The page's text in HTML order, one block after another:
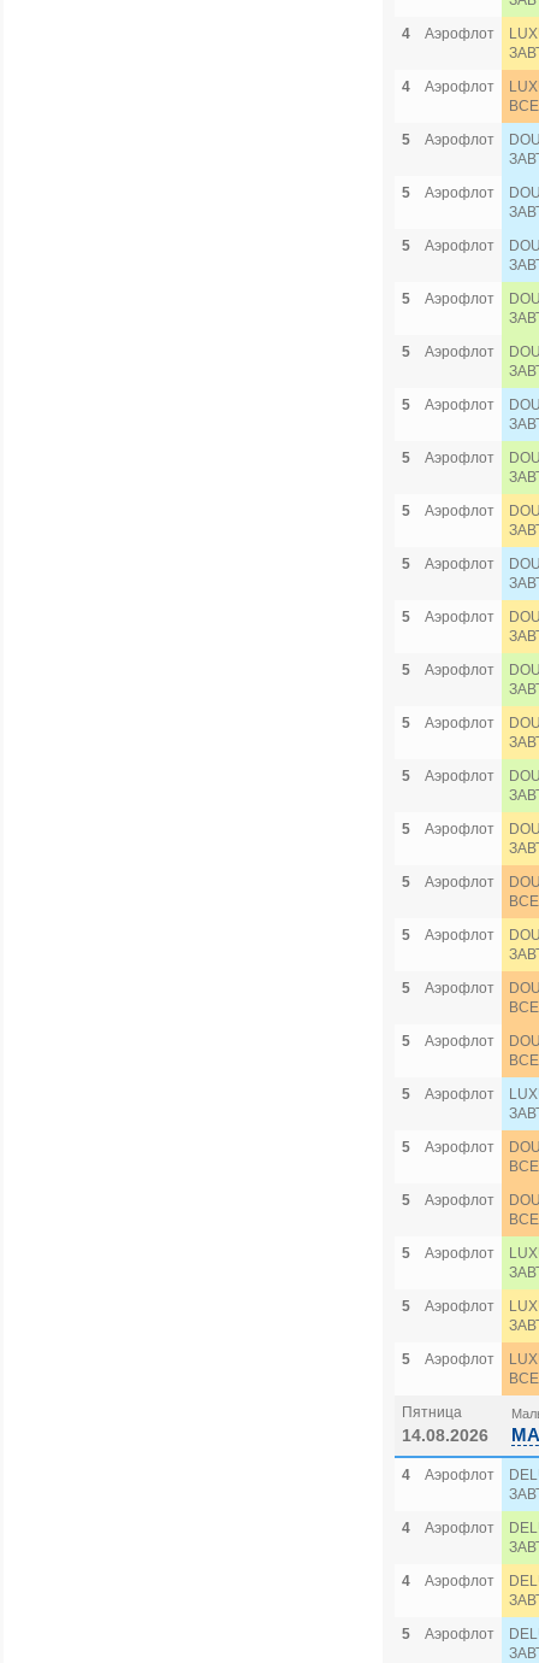
4
Аэрофлот
4
Аэрофлот
5
Аэрофлот
5
Аэрофлот
5
Аэрофлот
5
Аэрофлот
5
Аэрофлот
5
Аэрофлот
5
Аэрофлот
5
Аэрофлот
5
Аэрофлот
5
Аэрофлот
5
Аэрофлот
5
Аэрофлот
5
Аэрофлот
5
Аэрофлот
5
Аэрофлот
5
Аэрофлот
5
Аэрофлот
5
Аэрофлот
5
Аэрофлот
5
Аэрофлот
5
Аэрофлот
5
Аэрофлот
5
Аэрофлот
5
Аэрофлот
Пятница
14.08.2026
4 Аэрофлот
4
Аэрофлот
4
Аэрофлот
5
Аэрофлот